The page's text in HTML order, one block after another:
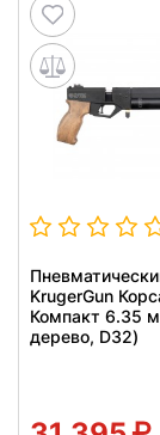
KrugerGun
Компакт 6.35
дерево, D32)